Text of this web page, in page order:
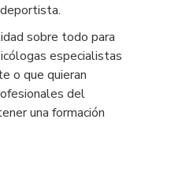
sobre todo para
especialistas
o que quieran
del
una formación